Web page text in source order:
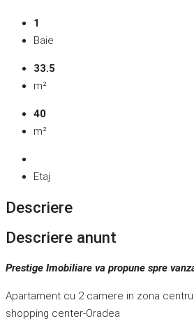
1
Baie
33.5
m²
40
m²
Etaj
Descriere
Descriere anunt
Prestige Imobiliare va propune spre
Apartament cu 2 camere in zona
shopping center-Oradea